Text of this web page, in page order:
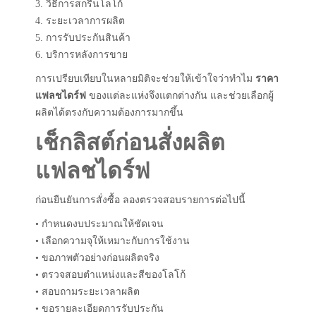
3. วิธีการสกรีนโลโก้
4. ระยะเวลาการผลิต
5. การรับประกันสินค้า
6. บริการหลังการขาย
การเปรียบเทียบในหลายมิติจะช่วยให้เข้าใจว่าทำไม ราคา
แฟลชไดร์ฟ ของแต่ละแห่งจึงแตกต่างกัน และช่วยเลือกผู้
ผลิตได้ตรงกับความต้องการมากขึ้น
เช็กลิสต์ก่อนสั่งผลิต
แฟลชไดร์ฟ
ก่อนยืนยันการสั่งซื้อ ลองตรวจสอบรายการต่อไปนี้
• กำหนดงบประมาณให้ชัดเจน
• เลือกความจุให้เหมาะกับการใช้งาน
• ขอภาพตัวอย่างก่อนผลิตจริง
• ตรวจสอบตำแหน่งและสีของโลโก้
• สอบถามระยะเวลาผลิต
• ขอรายละเอียดการรับประกัน